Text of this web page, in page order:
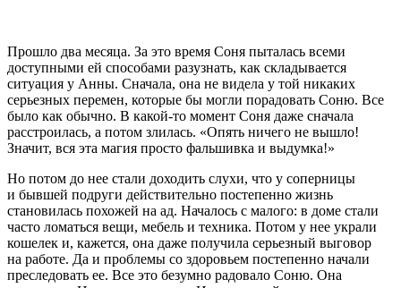
Прошло два месяца. За это время Соня пыталась всеми
доступными ей способами разузнать, как складывается
ситуация у Анны. Сначала, она не видела у той никаких
серьезных перемен, которые бы могли порадовать Соню. Все
было как обычно. В какой-то момент Соня даже сначала
расстроилась, а потом злилась. «Опять ничего не вышло!
Значит, вся эта магия просто фальшивка и выдумка!»
Но потом до нее стали доходить слухи, что у соперницы
и бывшей подруги действительно постепенно жизнь
становилась похожей на ад. Началось с малого: в доме стали
часто ломаться вещи, мебель и техника. Потом у нее украли
кошелек и, кажется, она даже получила серьезный выговор
на работе. Да и проблемы со здоровьем постепенно начали
преследовать ее. Все это безумно радовало Соню. Она